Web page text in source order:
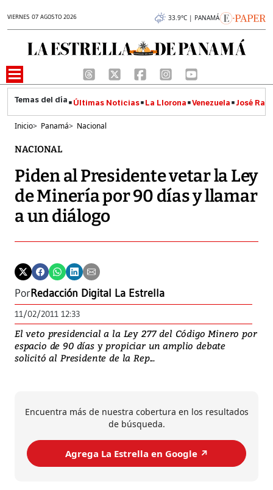
VIERNES 07 AGOSTO 2026 33.9°C | PANAMÁ
Últimas Noticias La Llorona Venezuela José
Inicio> Panamá> Nacional
NACIONAL
Piden al Presidente vetar la Ley
de Minería por 90 días y llamar
a un diálogo
PorRedacción Digital La Estrella
11/02/2011 12:33
El veto presidencial a la Ley 277 del Código Minero por
espacio de 90 días y propiciar un amplio debate
solicitó al Presidente de la Rep...
Encuentra más de nuestra cobertura en los resultados
de búsqueda.
Agrega La Estrella en Google ↗️